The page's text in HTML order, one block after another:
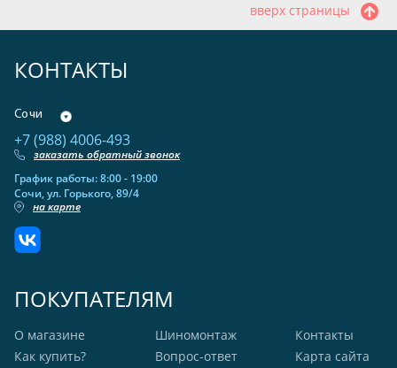
вверх страницы
КОНТАКТЫ
Сочи
+7 (988) 4006-493
заказать обратный звонок
График работы: 8:00 - 19:00
Сочи, ул. Горького, 89/4
на карте
ПОКУПАТЕЛЯМ
О магазине
Как купить?
Шиномонтаж
Вопрос-ответ
Контакты
Карта сайта